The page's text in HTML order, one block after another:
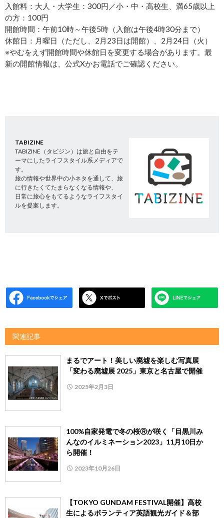
入館料：大人・大学生：300円／小・中・高校生、満65歳以上
の方：100円
開館時間：午前10時～午後5時（入館は午後4時30分まで）
休館日：月曜日（ただし、2月23日は開館）、2月24日（火）
※やむをえず開館時間や休館日を変更する場合があります。最
新の開館情報は、公式Xかお電話でご確認ください。
TABIZINE
TABIZINE（タビジン）は旅と自由をテ
ーマにしたライフスタイル系メディアで
す。
旅の情報や世界中の小ネタを通して、旅
に行きたくてたまらなくなる情報や、
日常に旅心をもてるようなライフスタイ
ルを提案します。
関連記事
まるでアート！美しい廃墟を楽しむ写真展
「変わる廃墟展 2025」東京と名古屋で開催
2025年2月3日
100%自家発電で冬の桜Ⓡが咲く「目黒川み
んなのイルミネーション2023」11月10日か
ら開催！
2023年10月26日
【TOKYO GUNDAM FESTIVAL開催】高校
生によるボランティア英語観光ガイド＆部